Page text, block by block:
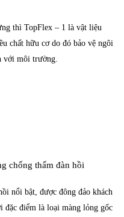
thì TopFlex – 1 là vật liệu
chất hữu cơ do đó bảo vệ ngôi
với môi trường.
chống thấm đàn hồi
nổi bật, được đông đảo khách
đặc điểm là loại màng lỏng gốc